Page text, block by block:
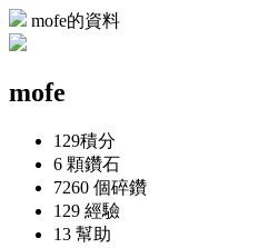
mofe的資料
mofe
129積分
6 顆鑽石
7260 個碎鑽
129 經驗
13 幫助